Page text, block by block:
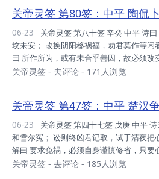
至，君亦红时。 家庭：先修吾身，目下分
财利：此财不 义，害人子弟，取亦不留，
耶，雨又不顺，加之局势，暂忍受之。 升
流去矣，先修吾身。 姻...
关帝灵签 第80签：中平 陶侃
06-23
坟未安； 改换阴阳移祸福，劝君莫作等闲
曰 所作所为，或有未合乎善因，故必须改
目前的困厄。 问名与利，宜改图。 问疾病
之，团结力大。 财利：今平稳 也，不宜着
事业：目下之境，盖世如是，过度开发，
后续有望，较晚方至，宜珍惜之。 姻 缘：
者也，可以许...
关帝灵签 - 去评论 - 171人浏览
关帝灵签 第47签：中平 楚汉
06-23
和雪尔冤； 讼则终凶君记取，试于清夜把
解曰 要求免祸，必须自身谨慎修省，只要
形。 问兴讼，不利，讼则终凶，应自反省
关帝灵签 - 去评论 - 185人浏览